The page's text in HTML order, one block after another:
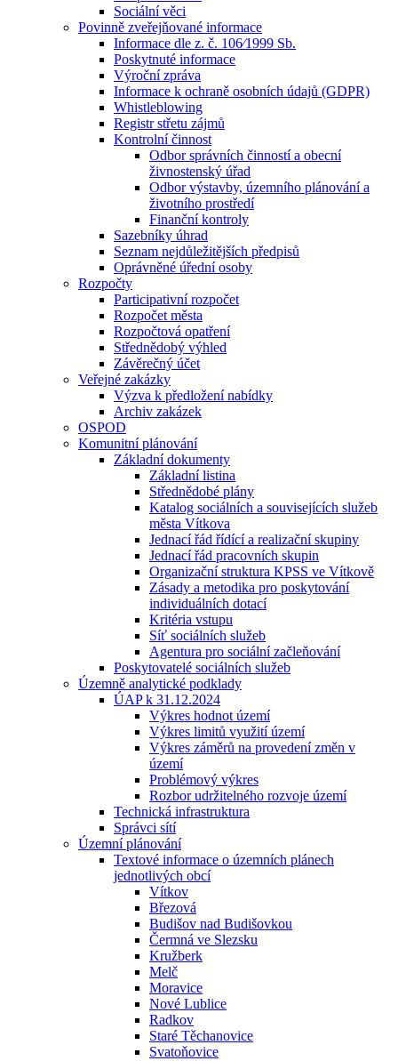
Sociální věci
Povinně zveřejňované informace
Informace dle z. č. 106⁄1999 Sb.
Poskytnuté informace
Výroční zpráva
Informace k ochraně osobních údajů (GDPR)
Whistleblowing
Registr střetu zájmů
Kontrolní činnost
Odbor správních činností a obecní
živnostenský úřad
Odbor výstavby, územního plánování a
životního prostředí
Finanční kontroly
Sazebníky úhrad
Seznam nejdůležitějších předpisů
Oprávněné úřední osoby
Rozpočty
Participativní rozpočet
Rozpočet města
Rozpočtová opatření
Střednědobý výhled
Závěrečný účet
Veřejné zakázky
Výzva k předložení nabídky
Archiv zakázek
OSPOD
Komunitní plánování
Základní dokumenty
Základní listina
Střednědobé plány
Katalog sociálních a souvisejících služeb
města Vítkova
Jednací řád řídící a realizační skupiny
Jednací řád pracovních skupin
Organizační struktura KPSS ve Vítkově
Zásady a metodika pro poskytování
individuálních dotací
Kritéria vstupu
Síť sociálních služeb
Agentura pro sociální začleňování
Poskytovatelé sociálních služeb
Územně analytické podklady
ÚAP k 31.12.2024
Výkres hodnot území
Výkres limitů využití území
Výkres záměrů na provedení změn v
území
Problémový výkres
Rozbor udržitelného rozvoje území
Technická infrastruktura
Správci sítí
Územní plánování
Textové informace o územních plánech
jednotlivých obcí
Vítkov
Březová
Budišov nad Budišovkou
Čermná ve Slezsku
Kružberk
Melč
Moravice
Nové Lublice
Radkov
Staré Těchanovice
Svatoňovice